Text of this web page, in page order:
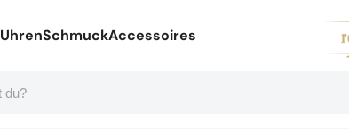
UhrenSchmuckAccessoires